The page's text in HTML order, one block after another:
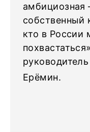
амбициозная
собственный
кто в России
Ерёмин.